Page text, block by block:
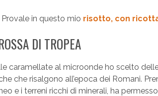
Provale in questo mio risotto, con
DI TROPEA
caramellate al microonde ho scelto
che risalgono all’epoca dei Romani.
e i terreni ricchi di minerali, ha